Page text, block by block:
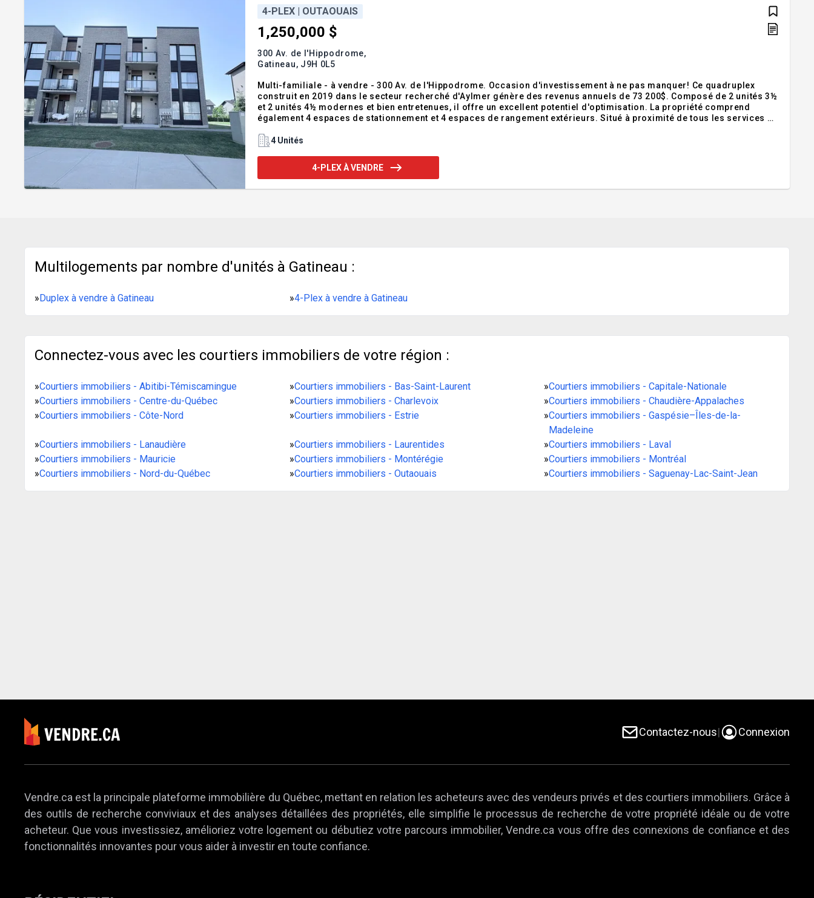
4-PLEX | OUTAOUAIS
1,250,000 $
300 Av. de l'Hippodrome,
Gatineau, J9H 0L5
Multi-familiale - à vendre - 300 Av. de l'Hippodrome. Occasion d'investissement à ne pas manquer! Ce quadruplex
construit en 2019 dans le secteur recherché d'Aylmer génère des revenus annuels de 73 200$. Composé de 2 unités 3½
et 2 unités 4½ modernes et bien entretenues, il offre un excellent potentiel d'optimisation. La propriété comprend
également 4 espaces de stationnement et 4 espaces de rangement extérieurs. Situé à proximité de tous les services et
vite! Contact: Dominic A
4 Unités
4-PLEX À VENDRE
Multilogements par nombre d'unités à Gatineau :
»Duplex à vendre à Gatineau »4-Plex à vendre à Gatineau
Connectez-vous avec les courtiers immobiliers de votre région :
»Courtiers immobiliers - Abitibi-Témiscamingue »Courtiers immobiliers - Bas-Saint-Laurent »Courtiers immobiliers - Capitale-Nationale
»Courtiers immobiliers - Centre-du-Québec »Courtiers immobiliers - Charlevoix »Courtiers immobiliers - Chaudière-Appalaches
»Courtiers immobiliers - Côte-Nord »Courtiers immobiliers - Estrie »Courtiers immobiliers - Gaspésie–Îles-de-la-
Madeleine
»Courtiers immobiliers - Lanaudière »Courtiers immobiliers - Laurentides »Courtiers immobiliers - Laval
»Courtiers immobiliers - Mauricie »Courtiers immobiliers - Montérégie »Courtiers immobiliers - Montréal
»Courtiers immobiliers - Nord-du-Québec »Courtiers immobiliers - Outaouais »Courtiers immobiliers - Saguenay-Lac-Saint-Jean
Contactez-nous| Connexion
Vendre.ca est la principale plateforme immobilière du Québec, mettant en relation les acheteurs avec des vendeurs privés et des courtiers immobiliers. Grâce à
des outils de recherche conviviaux et des analyses détaillées des propriétés, elle simplifie le processus de recherche de votre propriété idéale ou de votre
acheteur. Que vous investissiez, amélioriez votre logement ou débutiez votre parcours immobilier, Vendre.ca vous offre des connexions de confiance et des
fonctionnalités innovantes pour vous aider à investir en toute confiance.